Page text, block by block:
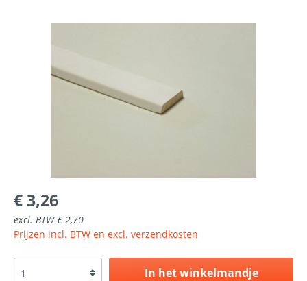
€ 3,26
excl. BTW € 2,70
Prijzen incl. BTW en excl. verzendkosten
In het winkelmandje